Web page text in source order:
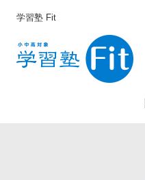
学習塾 Fit